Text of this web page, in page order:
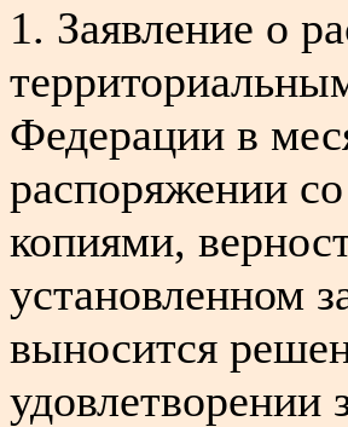
1. Заявление о
Федерации в
распоряжении
копиями,
установленном
выносится
удовлетворении